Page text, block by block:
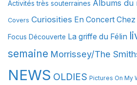
v
e
Activités très souterraines Albums du
Covers Curiosities En Concert
Focus Découverte La griffe du Félin
semaine Morrissey/The
NEWS OLDIES Pictures On My